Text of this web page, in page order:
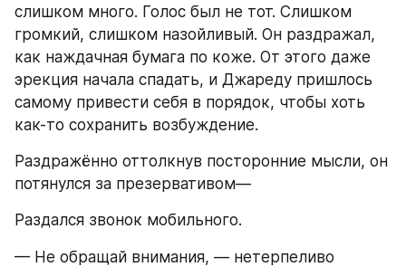
слишком много. Голос был не тот. Слишком
громкий, слишком назойливый. Он раздражал,
как наждачная бумага по коже. От этого даже
эрекция начала спадать, и Джареду пришлось
самому привести себя в порядок, чтобы хоть
как-то сохранить возбуждение.
Раздражённо оттолкнув посторонние мысли, он
потянулся за презервативом—
Раздался звонок мобильного.
— Не обращай внимания, — нетерпеливо